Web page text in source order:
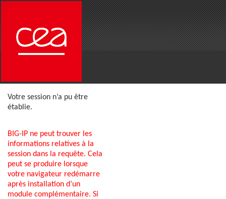
Votre session n’a pu être
établie.
BIG-IP ne peut trouver les
informations relatives à la
session dans la requête. Cela
peut se produire lorsque
votre navigateur redémarre
après installation d’un
module complémentaire. Si